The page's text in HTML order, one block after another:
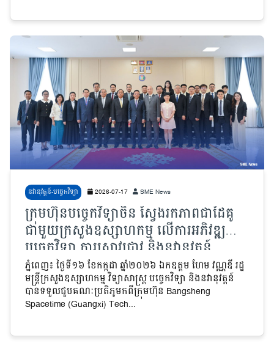
នវានុវត្តន៍-បច្ចេកវិទ្យា 2026-07-17 SME News
ក្រុមហ៊ុនបច្ចេកវិទ្យាចិន ស្វែងរកភាពជាដៃគូ
ជាមួយក្រសួងឧស្សាហកម្ម លើការអភិវឌ្ឍ
បច្ចេកវិទ្យា ការស្រាវជ្រាវ និងនវានុវត្តន៍
ភ្នំពេញ៖ ថ្ងៃទី១៦ ខែកក្កដា ឆ្នាំ២០២៦ ឯកឧត្តម ហែម វណ្ណឌី រដ្ឋ
មន្ត្រីក្រសួងឧស្សាហកម្ម វិទ្យាសាស្ត្រ បច្ចេកវិទ្យា និងនវានុវត្តន៍
បានទទួលជួបគណៈប្រតិភូមកពីក្រុមហ៊ុន Bangsheng
Spacetime (Guangxi) Tech...